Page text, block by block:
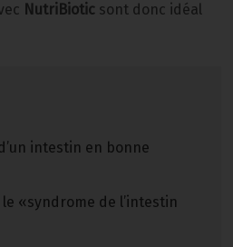
NutriBioticsont donc idéal
intestin en bonne
le «syndrome de l’intestin